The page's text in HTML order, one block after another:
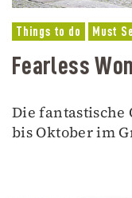
Things to do Must
Fearless
Die fantastische
bis Oktober im